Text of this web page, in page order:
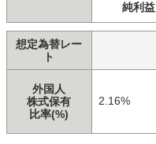
純利益
想定為替レー
ト
外国人
株式保有
比率(%)
2.16%